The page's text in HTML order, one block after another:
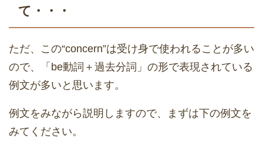
て・・・
ただ、この“concern”は受け身で使われることが多い
ので、「be動詞＋過去分詞」の形で表現されている
例文が多いと思います。
例文をみながら説明しますので、まずは下の例文を
みてください。